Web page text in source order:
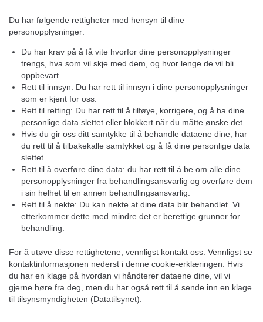
PulsePoint, Inc.
Genius Sports UK Limited
View Privacy Policy
Teroa S.A.
View Privacy Policy
View Legitimate Interest Claim
SCOPE3 SAS
View Privacy Policy
View Legitimate Interest Claim
LiveRamp
View Privacy Policy
View Legitimate Interest Claim
Fifty Technology Limited
View Privacy Policy
View Legitimate Interest Claim
View Privacy Policy
View Legitimate Interest Claim
Rich Audience Technologies SLU
View Privacy Policy
Du har følgende rettigheter med hensyn til dine
personopplysninger:
Du har krav på å få vite hvorfor dine personopplysninger
trengs, hva som vil skje med dem, og hvor lenge de vil bli
oppbevart.
Rett til innsyn: Du har rett til innsyn i dine personopplysninger
som er kjent for oss.
Rett til retting: Du har rett til å tilføye, korrigere, og å ha dine
personlige data slettet eller blokkert når du måtte ønske det..
Hvis du gir oss ditt samtykke til å behandle dataene dine, har
du rett til å tilbakekalle samtykket og å få dine personlige data
slettet.
Rett til å overføre dine data: du har rett til å be om alle dine
personopplysninger fra behandlingsansvarlig og overføre dem
i sin helhet til en annen behandlingsansvarlig.
Rett til å nekte: Du kan nekte at dine data blir behandlet. Vi
etterkommer dette med mindre det er berettige grunner for
behandling.
For å utøve disse rettighetene, vennligst kontakt oss. Vennligst se
kontaktinformasjonen nederst i denne cookie-erklæringen. Hvis
du har en klage på hvordan vi håndterer dataene dine, vil vi
gjerne høre fra deg, men du har også rett til å sende inn en klage
til tilsynsmyndigheten (Datatilsynet).